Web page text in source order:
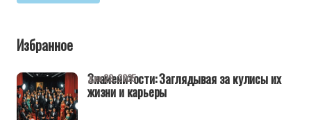
Избранное
Знаменитости: Заглядывая за кулисы их
жизни и карьеры
дек 29, 2025